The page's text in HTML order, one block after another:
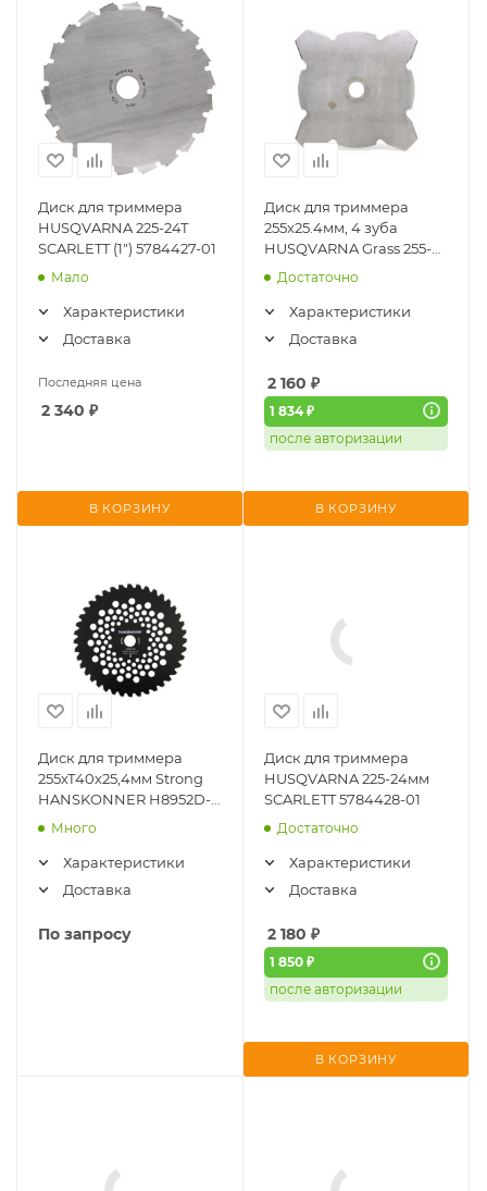
Диск для триммера
HUSQVARNA 225-24Т
SCARLETT (1") 5784427-01
Мало
Характеристики
Доставка
Последняя цена
2 340 ₽
В КОРЗИНУ
Диск для триммера
255x25.4мм, 4 зуба
HUSQVARNA Grass 255-4T
(5784437-01)
Достаточно
Характеристики
Доставка
2 160 ₽
1 834 ₽
после авторизации
В КОРЗИНУ
Диск для триммера
255хТ40х25,4мм Strong
HANSKONNER H8952D-
1005
Много
Характеристики
Доставка
По запросу
Диск для триммера
HUSQVARNA 225-24мм
SCARLETT 5784428-01
Достаточно
Характеристики
Доставка
2 180 ₽
1 850 ₽
после авторизации
В КОРЗИНУ